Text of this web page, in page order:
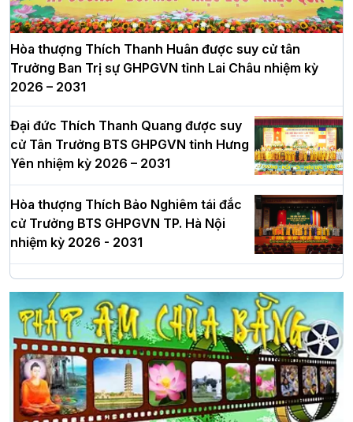
Hòa thượng Thích Thanh Huân được suy cử tân
Trưởng Ban Trị sự GHPGVN tỉnh Lai Châu nhiệm kỳ
2026 – 2031
Đại đức Thích Thanh Quang được suy
cử Tân Trưởng BTS GHPGVN tỉnh Hưng
Yên nhiệm kỳ 2026 – 2031
Hòa thượng Thích Bảo Nghiêm tái đắc
cử Trưởng BTS GHPGVN TP. Hà Nội
nhiệm kỳ 2026 - 2031
Hà Nội: Long trọng lễ khởi công xây
dựng Trung tâm văn hóa Phật giáo Thủ
đô
Hà Nội: Ngày tu học cuối cùng khép lại
khóa sinh hoạt Phật pháp mùa hè lần